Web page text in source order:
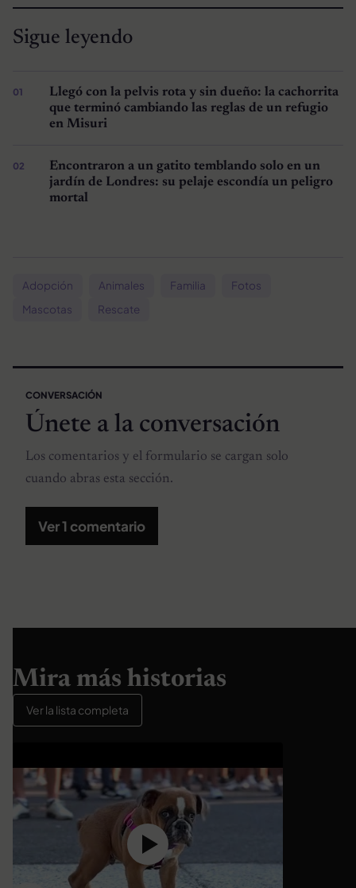
Sigue leyendo
Llegó con la pelvis rota y sin dueño: la cachorrita
que terminó cambiando las reglas de un refugio
en Misuri
Encontraron a un gatito temblando solo en un
jardín de Londres: su pelaje escondía un peligro
mortal
Adopción Animales Familia
Fotos
Mascotas
Rescate
CONVERSACIÓN
Únete a la conversación
Los comentarios y el formulario se cargan solo
cuando abras esta sección.
Ver 1 comentario
Mira más historias
Ver la lista completa